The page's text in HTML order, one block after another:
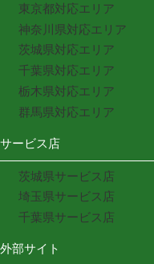
東京都対応エリア
神奈川県対応エリア
茨城県対応エリア
千葉県対応エリア
栃木県対応エリア
群馬県対応エリア
サービス店
茨城県サービス店
埼玉県サービス店
千葉県サービス店
外部サイト